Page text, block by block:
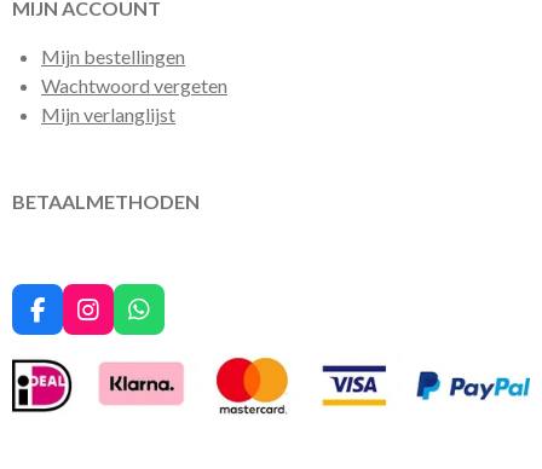
MIJN ACCOUNT
Mijn bestellingen
Wachtwoord vergeten
Mijn verlanglijst
BETAALMETHODEN
F
a
c
e
b
I
n
W
h
a
t
s